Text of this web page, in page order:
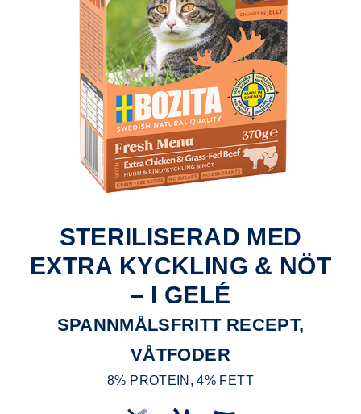
STERILISERAD MED
EXTRA KYCKLING & NÖT
– I GELÉ
SPANNMÅLSFRITT RECEPT,
VÅTFODER
8% PROTEIN, 4% FETT